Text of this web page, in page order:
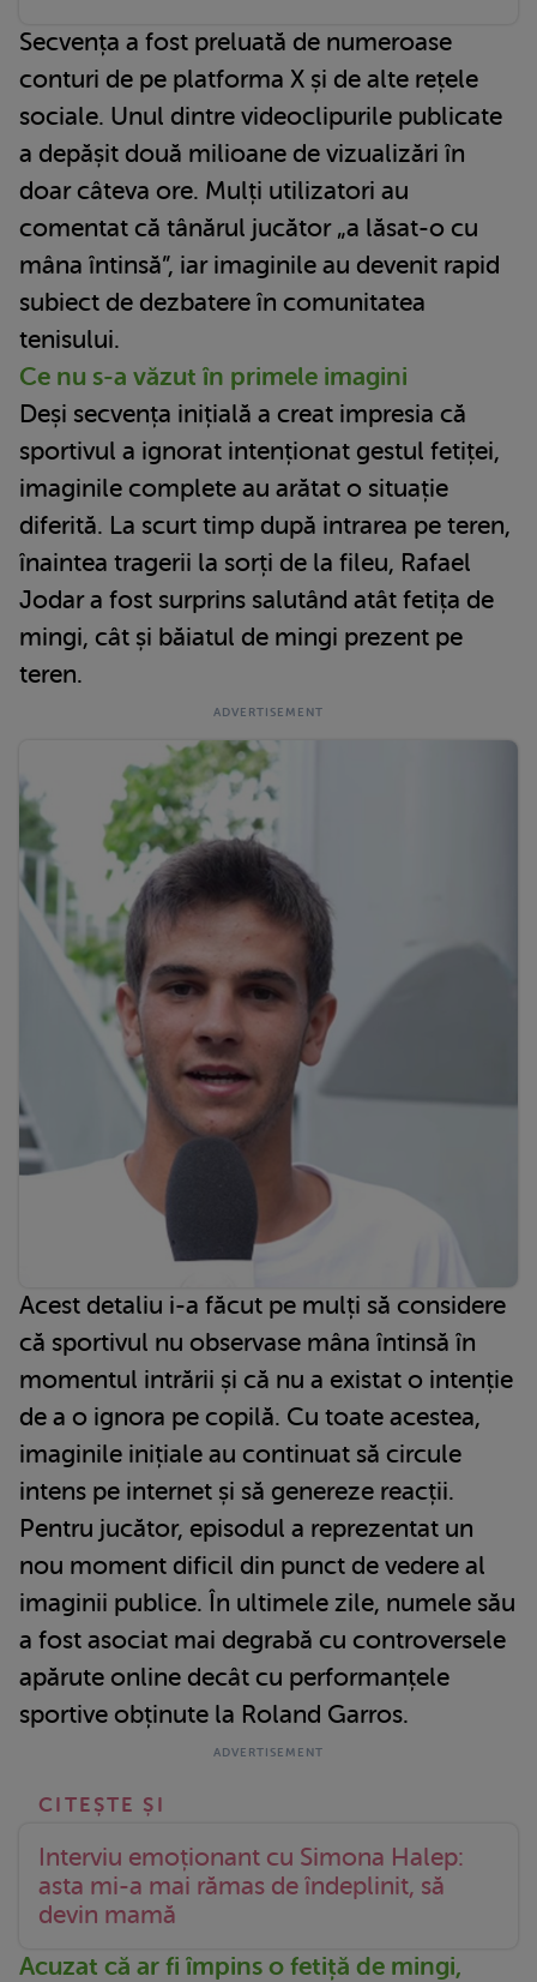
Secvența a fost preluată de numeroase
conturi de pe platforma X și de alte rețele
sociale. Unul dintre videoclipurile publicate
a depășit două milioane de vizualizări în
doar câteva ore. Mulți utilizatori au
comentat că tânărul jucător „a lăsat-o cu
mâna întinsă”, iar imaginile au devenit rapid
subiect de dezbatere în comunitatea
tenisului.
Ce nu s-a văzut în primele imagini
Deși secvența inițială a creat impresia că
sportivul a ignorat intenționat gestul fetiței,
imaginile complete au arătat o situație
diferită. La scurt timp după intrarea pe teren,
înaintea tragerii la sorți de la fileu, Rafael
Jodar a fost surprins salutând atât fetița de
mingi, cât și băiatul de mingi prezent pe
teren.
Acest detaliu i-a făcut pe mulți să considere
că sportivul nu observase mâna întinsă în
momentul intrării și că nu a existat o intenție
de a o ignora pe copilă. Cu toate acestea,
imaginile inițiale au continuat să circule
intens pe internet și să genereze reacții.
Pentru jucător, episodul a reprezentat un
nou moment dificil din punct de vedere al
imaginii publice. În ultimele zile, numele său
a fost asociat mai degrabă cu controversele
apărute online decât cu performanțele
sportive obținute la Roland Garros.
Interviu emoționant cu Simona Halep:
asta mi-a mai rămas de îndeplinit, să
devin mamă
Acuzat că ar fi împins o fetiță de mingi,